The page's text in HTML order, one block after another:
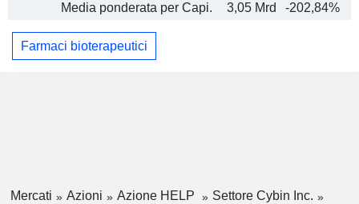
Media ponderata per Capi.
3,05 Mrd -202,84%
Farmaci bioterapeutici
Mercati Azioni Azione HELP
Settore Cybin Inc.